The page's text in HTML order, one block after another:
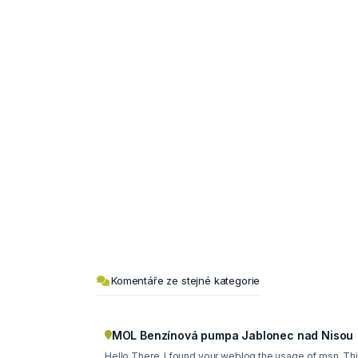
Komentáře ze stejné kategorie
MOL Benzínová pumpa Jablonec nad Nisou